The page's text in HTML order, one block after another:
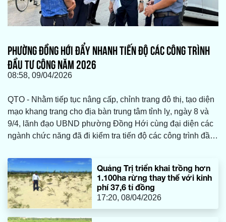
PHƯỜNG ĐỒNG HỚI ĐẨY NHANH TIẾN ĐỘ CÁC CÔNG TRÌNH
ĐẦU TƯ CÔNG NĂM 2026
08:58, 09/04/2026
QTO - Nhằm tiếp tục nâng cấp, chỉnh trang đô thị, tạo diện
mạo khang trang cho địa bàn trung tâm tỉnh lỵ, ngày 8 và
9/4, lãnh đạo UBND phường Đồng Hới cùng đại diện các
ngành chức năng đã đi kiểm tra tiến độ các công trình đầu
bàn.
Quảng Trị triển khai trồng hơn
1.100ha rừng thay thế với kinh
phí 37,6 tỉ đồng
17:20, 08/04/2026